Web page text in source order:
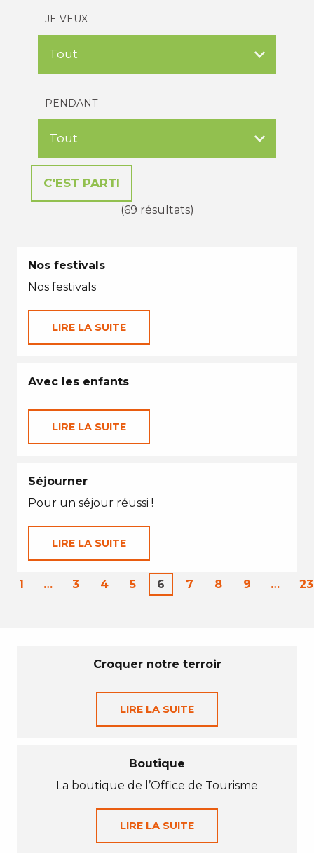
JE VEUX
PENDANT
(69 résultats)
Nos festivals
Nos festivals
LIRE LA SUITE
Avec les enfants
LIRE LA SUITE
Séjourner
Pour un séjour réussi !
LIRE LA SUITE
1 … 3 4 5 6 7 8 9 … 23
Croquer notre terroir
LIRE LA SUITE
Boutique
La boutique de l’Office de Tourisme
LIRE LA SUITE